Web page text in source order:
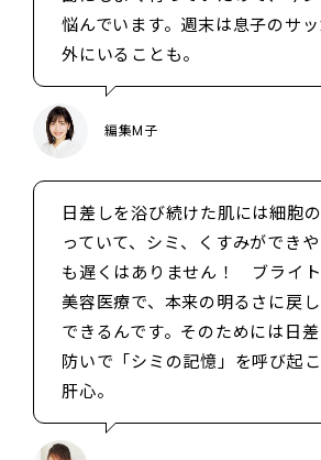
悩んでいます。週末は息子のサ
外にいることも。
編集M子
日差しを浴び続けた肌には細胞
っていて、シミ、くすみができ
も遅くはありません！ ブライ
美容医療で、本来の明るさに戻
できるんです。そのためには日
防いで「シミの記憶」を呼び起
肝心。